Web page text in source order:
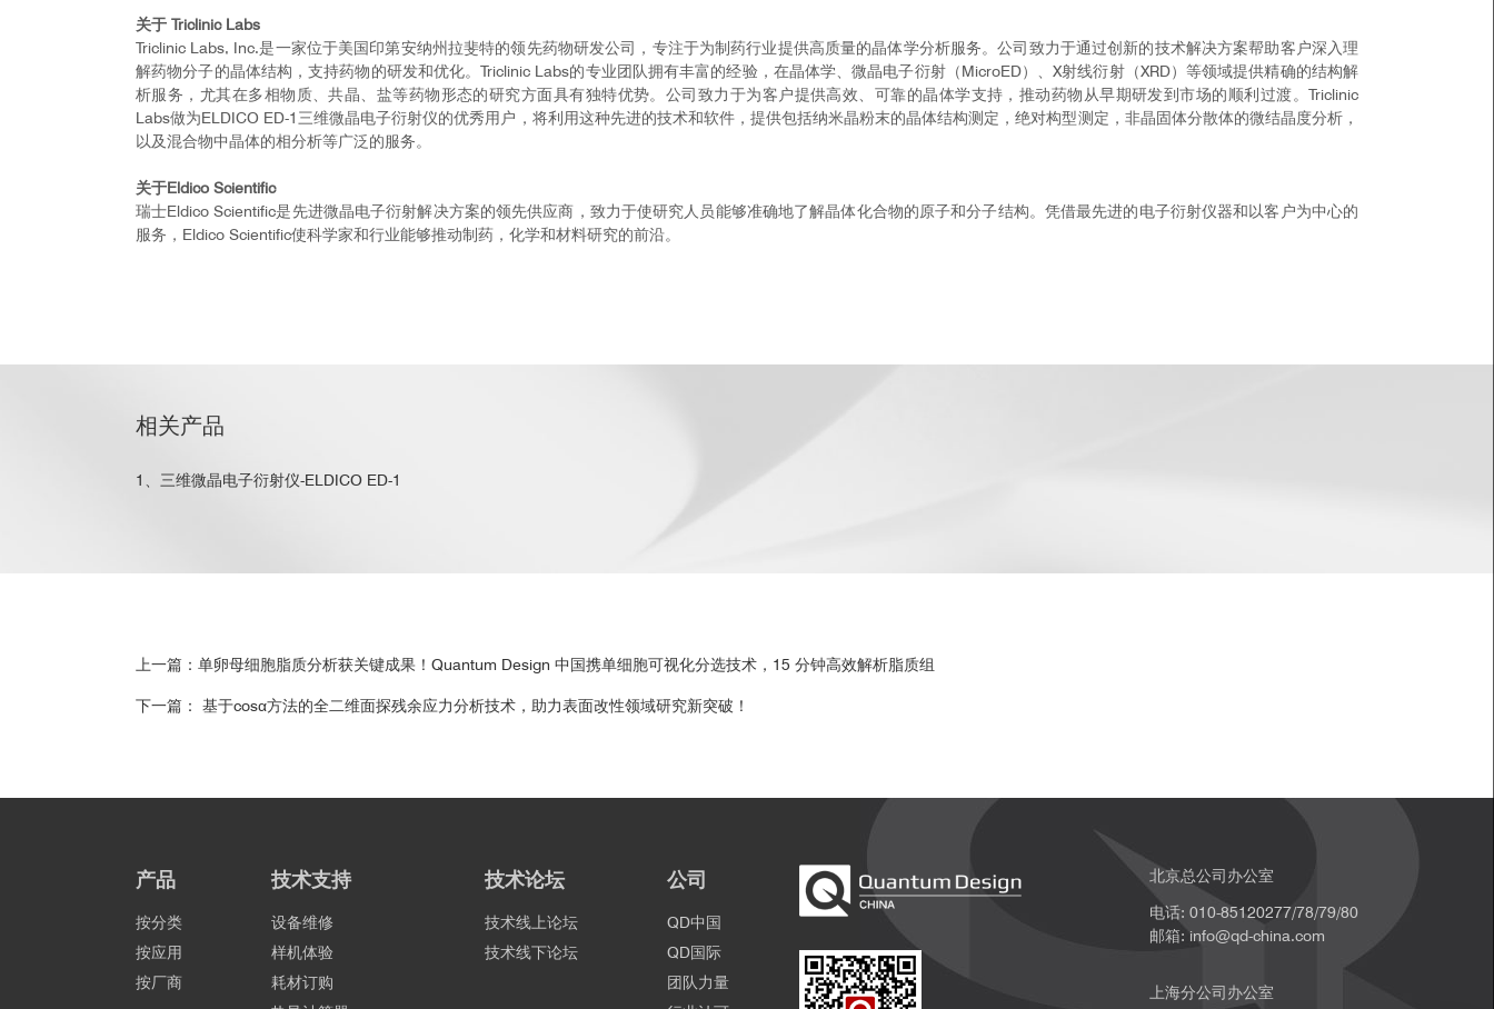
关于 Triclinic Labs
Triclinic Labs, Inc.是一家位于美国印第安纳州拉斐特的领先药物研发公司，专注于为制药行业提供高质量的晶体学分析服务。公司致力于通过创新的技术解决方案帮助客户深入理
解药物分子的晶体结构，支持药物的研发和优化。Triclinic Labs的专业团队拥有丰富的经验，在晶体学、微晶电子衍射（MicroED）、X射线衍射（XRD）等领域提供精确的结构解
析服务，尤其在多相物质、共晶、盐等药物形态的研究方面具有独特优势。公司致力于为客户提供高效、可靠的晶体学支持，推动药物从早期研发到市场的顺利过渡。Triclinic
Labs做为ELDICO ED-1三维微晶电子衍射仪的优秀用户，将利用这种先进的技术和软件，提供包括纳米晶粉末的晶体结构测定，绝对构型测定，非晶固体分散体的微结晶度分析，
以及混合物中晶体的相分析等广泛的服务。
关于Eldico Scientific
瑞士Eldico Scientific是先进微晶电子衍射解决方案的领先供应商，致力于使研究人员能够准确地了解晶体化合物的原子和分子结构。凭借最先进的电子衍射仪器和以客户为中心的
服务，Eldico Scientific使科学家和行业能够推动制药，化学和材料研究的前沿。
相关产品
1、三维微晶电子衍射仪-ELDICO ED-1
上一篇：单卵母细胞脂质分析获关键成果！Quantum Design 中国携单细胞可视化分选技术，15 分钟高效解析脂质组
下一篇： 基于cosα方法的全二维面探残余应力分析技术，助力表面改性领域研究新突破！
产品
按分类
按应用
按厂商
技术支持
设备维修
样机体验
耗材订购
技术论坛
技术线上论坛
技术线下论坛
公司
QD中国
QD国际
团队力量
北京总公司办公室
电话: 010-85120277/78/79/80
邮箱: info@qd-china.com
上海分公司办公室